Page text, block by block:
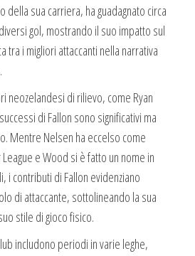
della sua carriera, ha guadagnato circa
gol, mostrando il suo impatto sul
tra i migliori attaccanti nella narrativa
neozelandesi di rilievo, come Ryan
di Fallon sono significativi ma
Mentre Nelsen ha eccelso come
e Wood si è fatto un nome in
i contributi di Fallon evidenziano
di attaccante, sottolineando la sua
stile di gioco fisico.
includono periodi in varie leghe,